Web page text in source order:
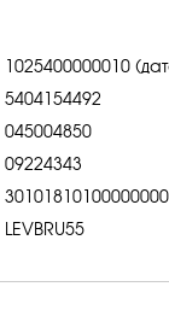
1025400000010
5404154492
045004850
09224343
LEVBRU55